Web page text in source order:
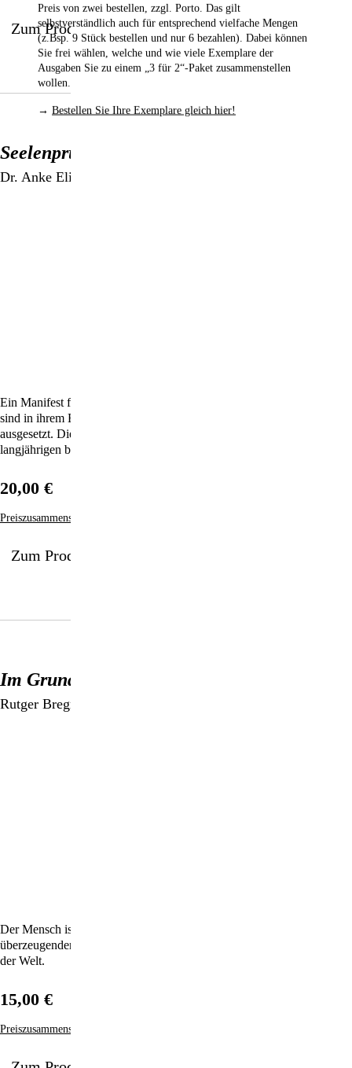
Zum Produkt
Seelenprügel
Dr. Anke Elisabeth Ballmann
Ein Manifest für eine gewaltfreie Erziehung, denn viel zu viele Kinder
sind in ihrem Betreuungsalltag psychischer Gewalt durch Erwachsene
ausgesetzt. Die Autorin weist anhand zahlreicher Beispiele aus ihrer
langjährigen beruflichen Praxis auf Missstände in Kitas hin.
Zum Produkt
20,00 €
Preiszusammensetzung
Im Grunde gut
Rutger Bregman
Der Mensch ist gut: In seinem mitreißend geschriebenen,
überzeugenden Buch präsentiert Bregman Ideen für die Verbesserung
der Welt.
15,00 €
Preiszusammensetzung
Preis von zwei bestellen, zzgl. Porto. Das gilt
selbstverständlich auch für entsprechend vielfache Mengen
(z.Bsp. 9 Stück bestellen und nur 6 bezahlen). Dabei können
Sie frei wählen, welche und wie viele Exemplare der
Ausgaben Sie zu einem „3 für 2“-Paket zusammenstellen
wollen.
→ Bestellen Sie Ihre Exemplare gleich hier!